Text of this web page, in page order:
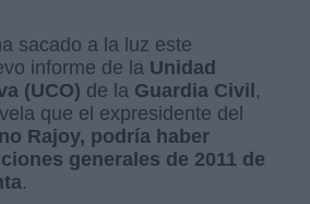
sacado a la luz este
informe de la Unidad
(UCO) de la Guardia Civil ,
que el expresidente del
Rajoy, podría haber
generales de 2011 de
.